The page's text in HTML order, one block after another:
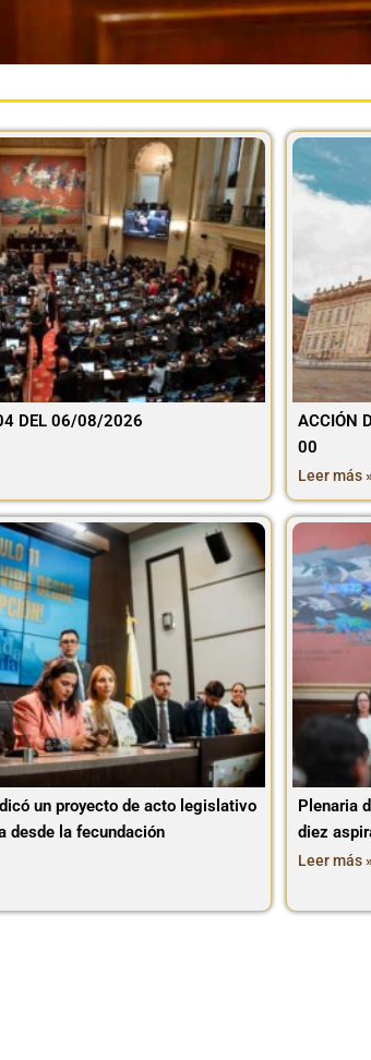
DEL 06/08/2026
ACCIÓN
00
Leer más »
un proyecto de acto legislativo
desde la fecundación
Plenaria
diez
Leer más »